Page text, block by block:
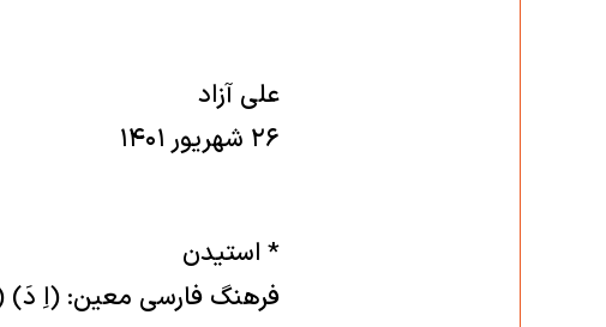
علی آزاد
۲۶ شهریور ۱۴۰۱
* استیدن
فرهنگ فارسی معین: (اِ